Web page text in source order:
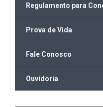
Regulamento para
Prova de Vida
Fale Conosco
Ouvidoria